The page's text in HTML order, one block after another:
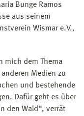
Bunge Ramos
aus seinem
Wismar e.V.,
mich dem Thema
Medien zu
und bestehende
Dafür geht es über
den Wald“, verrät